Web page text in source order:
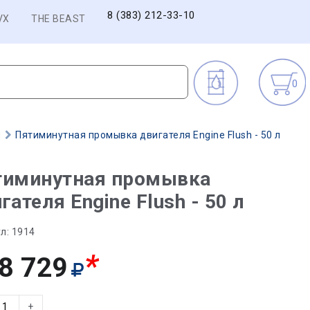
THE BEAST 8 (383) 212-33-10
0
Пятиминутная промывка двигателя Engine Flush - 50 л
промывка
Engine Flush - 50 л
1914
729 *
+